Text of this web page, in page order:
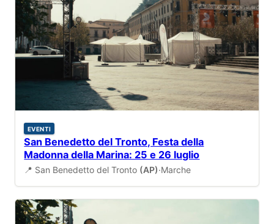
EVENTI
San Benedetto del Tronto, Festa della
Madonna della Marina: 25 e 26 luglio
📍 San Benedetto del Tronto (AP)·Marche